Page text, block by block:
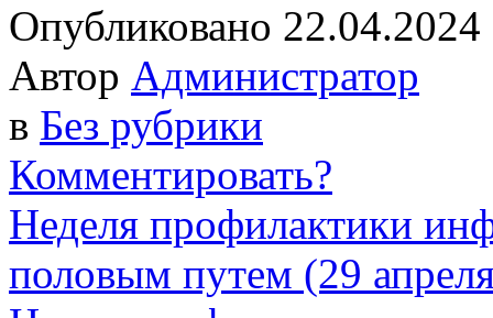
Опубликовано 22.04.2024
Автор Администратор
в Без рубрики
Комментировать?
Неделя профилактики
половым путем (29